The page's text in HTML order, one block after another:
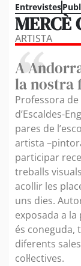
Entrevistes
MERCÈ
ARTISTA
A
la nostra
Professora de
d’Escaldes-
pares de
artista
participar
treballs
acollir les
uns dies.
exposada a la
és coneguda,
diferents
col·lectives.